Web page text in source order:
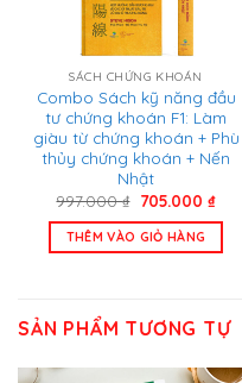
SÁCH CHỨNG KHOÁN
Combo Sách kỹ năng đầu
tư chứng khoán F1: Làm
giàu từ chứng khoán + Phù
thủy chứng khoán + Nến
Nhật
997.000₫ Giá
là:
997.000 ₫.
705.000 ₫Giá
tại
THÊM VÀO GIỎ HÀNG
SẢN PHẨM TƯƠNG TỰ